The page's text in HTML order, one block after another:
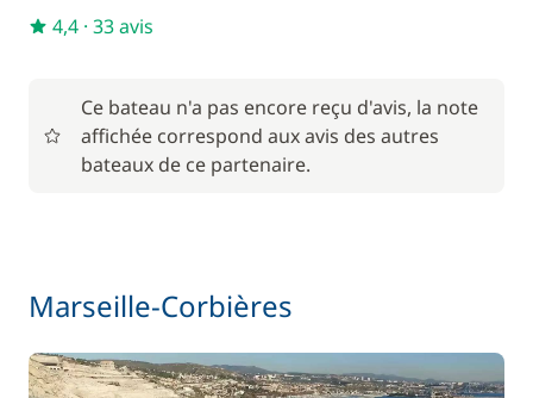
Skipper (repas non inclus)
4,4 · 33 avis
Ce bateau n'a pas encore reçu d'avis, la note
affichée correspond aux avis des autres
bateaux de ce partenaire.
Marseille-Corbières